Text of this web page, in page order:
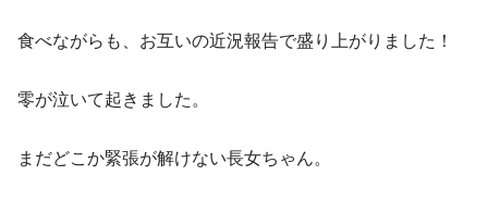
食べながらも、お互いの近況報告で盛り上がりました！
零が泣いて起きました。
まだどこか緊張が解けない長女ちゃん。